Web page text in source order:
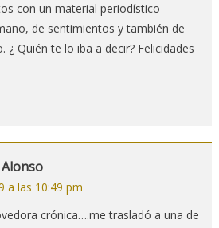
con un material periodístico
de sentimientos y también de
¿ Quién te lo iba a decir? Felicidades
a las 10:49 pm
crónica….me trasladó a una de